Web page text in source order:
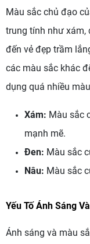
Màu sắc chủ đạo
trung tính như xám,
đến vẻ đẹp trầm
các màu sắc khác
dụng quá nhiều
Xám: Màu sắc
mạnh mẽ.
Đen: Màu sắc
Nâu: Màu sắc
Yếu Tố Ánh Sáng
Ánh sáng và màu